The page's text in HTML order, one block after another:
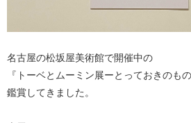
名古屋の松坂屋美術館で開催中の
『トーベとムーミン展ーとっておきのも
鑑賞してきました。